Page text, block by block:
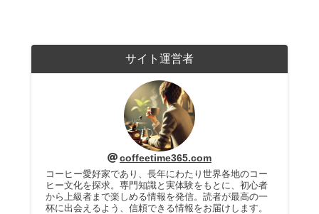
サイト運営者
coffeetime365.com
コーヒー愛好家であり、長年にわたり世界各地のコー
ヒー文化を探求。専門知識と実体験をもとに、初心者
から上級者まで楽しめる情報を発信。読者が最高の一
杯に出会えるよう、信頼できる情報をお届けします。